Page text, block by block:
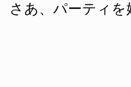
さあ、パーティを